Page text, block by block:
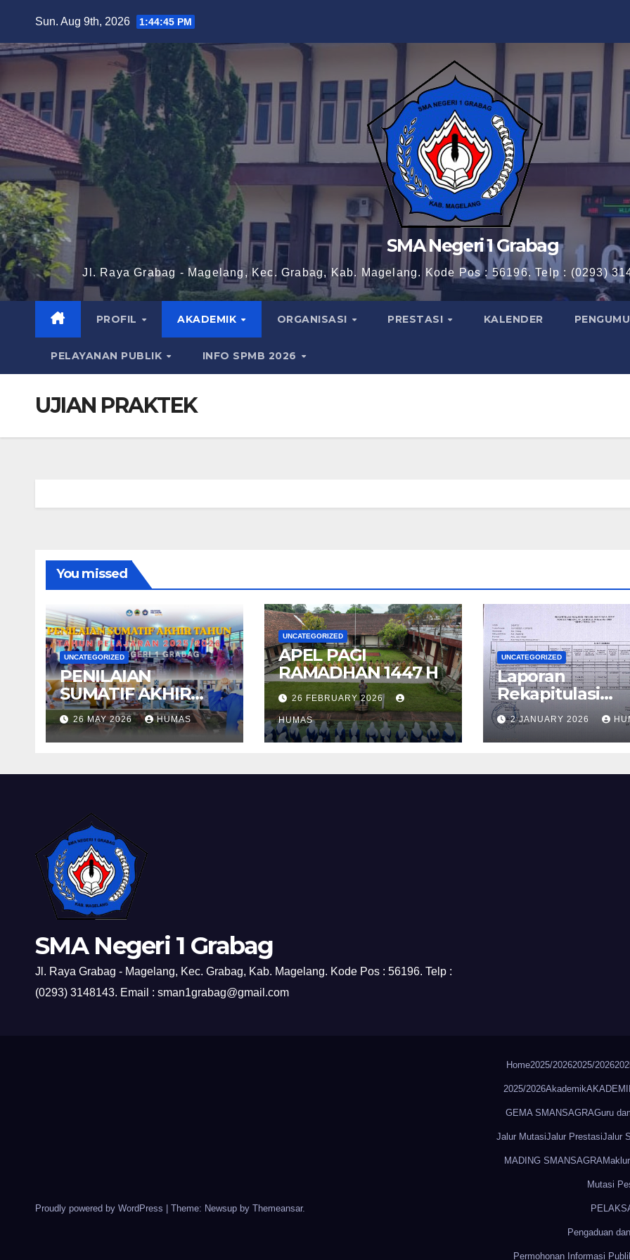
content
Sun. Aug 9th, 2026 1:44:45 PM
SMA Negeri 1 Grabag
Jl. Raya Grabag - Magelang, Kec. Grabag, Kab. Magelang. Kode Pos : 56196. Telp : (0293)
PROFIL AKADEMIK ORGANISASI PRESTASI KALENDER
PELAYANAN PUBLIK INFO SPMB 2026
UJIAN PRAKTEK
You missed
UNCATEGORIZED
PENILAIAN
SUMATIF AKHIR
TAHUN 2025/2026
26 MAY 2026 HUMAS
UNCATEGORIZED
APEL PAGI
RAMADHAN 1447 H
26 FEBRUARY 2026
HUMAS
UNCATEGORIZED
Laporan
Rekapitulasi
Realisasi
Penggunaan
BOS Reguler
2 JANUARY 2026
SMA Negeri 1 Grabag
Jl. Raya Grabag - Magelang, Kec. Grabag, Kab. Magelang. Kode Pos : 56196. Telp :
(0293) 3148143. Email : sman1grabag@gmail.com
Proudly powered by WordPress Theme: Newsup by Themeansar.
Home2025/20262025/2026
2025/2026Akademik
GEMA SMANSAGRAGuru
Jalur MutasiJalur PrestasiJalur
MADING SMANSAGRA
Mutasi
Pengaduan
Permohonan Informasi